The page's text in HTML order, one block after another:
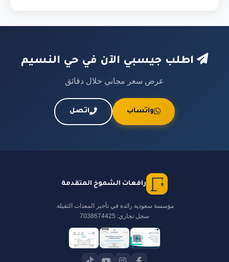
اطلب جيسبي الآن في حي النسيم
عرض سعر مجاني خلال دقائق
واتساب اتصل
رافعات الشموخ المتقدمة
مؤسسة سعودية رائدة في تأجير المعدات الثقيلة.
سجل تجاري: 7038674425